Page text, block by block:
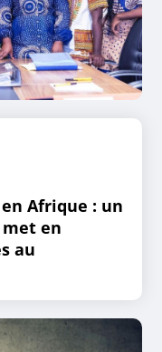
Afrique : un
met en
au